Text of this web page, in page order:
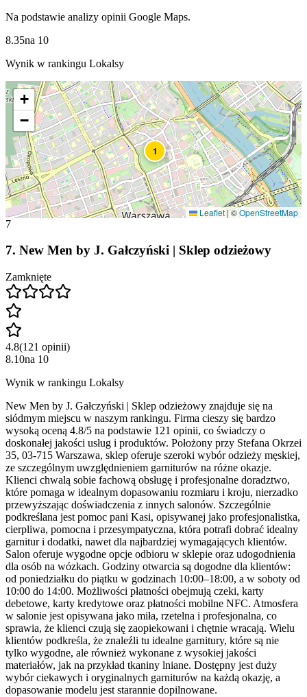
Na podstawie analizy opinii Google Maps.
8.35na 10
Wynik w rankingu Lokalsy
1
+
−
Leaflet |©OpenStreetMap
7
7. New Men by J. Gałczyński | Sklep odzieżowy
Zamknięte
4.8(121 opinii)
8.10na 10
Wynik w rankingu Lokalsy
New Men by J. Gałczyński | Sklep odzieżowy znajduje się na
siódmym miejscu w naszym rankingu. Firma cieszy się bardzo
wysoką oceną 4.8/5 na podstawie 121 opinii, co świadczy o
doskonałej jakości usług i produktów. Położony przy Stefana Okrzei
35, 03-715 Warszawa, sklep oferuje szeroki wybór odzieży męskiej,
ze szczególnym uwzględnieniem garniturów na różne okazje.
Klienci chwalą sobie fachową obsługę i profesjonalne doradztwo,
które pomaga w idealnym dopasowaniu rozmiaru i kroju, nierzadko
przewyższając doświadczenia z innych salonów. Szczególnie
podkreślana jest pomoc pani Kasi, opisywanej jako profesjonalistka,
cierpliwa, pomocna i przesympatyczna, która potrafi dobrać idealny
garnitur i dodatki, nawet dla najbardziej wymagających klientów.
Salon oferuje wygodne opcje odbioru w sklepie oraz udogodnienia
dla osób na wózkach. Godziny otwarcia są dogodne dla klientów:
od poniedziałku do piątku w godzinach 10:00–18:00, a w soboty od
10:00 do 14:00. Możliwości płatności obejmują czeki, karty
debetowe, karty kredytowe oraz płatności mobilne NFC. Atmosfera
w salonie jest opisywana jako miła, rzetelna i profesjonalna, co
sprawia, że klienci czują się zaopiekowani i chętnie wracają. Wielu
klientów podkreśla, że znaleźli tu idealne garnitury, które są nie
tylko wygodne, ale również wykonane z wysokiej jakości
materiałów, jak na przykład tkaniny lniane. Dostępny jest duży
wybór ciekawych i oryginalnych garniturów na każdą okazję, a
dopasowanie modelu jest starannie dopilnowane.